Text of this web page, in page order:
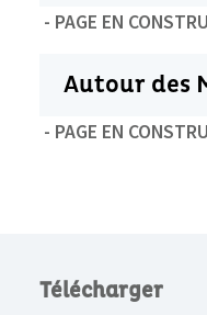
- PAGE EN
Autour des
- PAGE EN
Télécharger